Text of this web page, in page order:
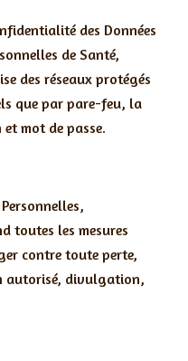
des Données
de Santé,
des réseaux protégés
que par pare-feu, la
mot de passe.
toutes les mesures
contre toute perte,
autorisé, divulgation,